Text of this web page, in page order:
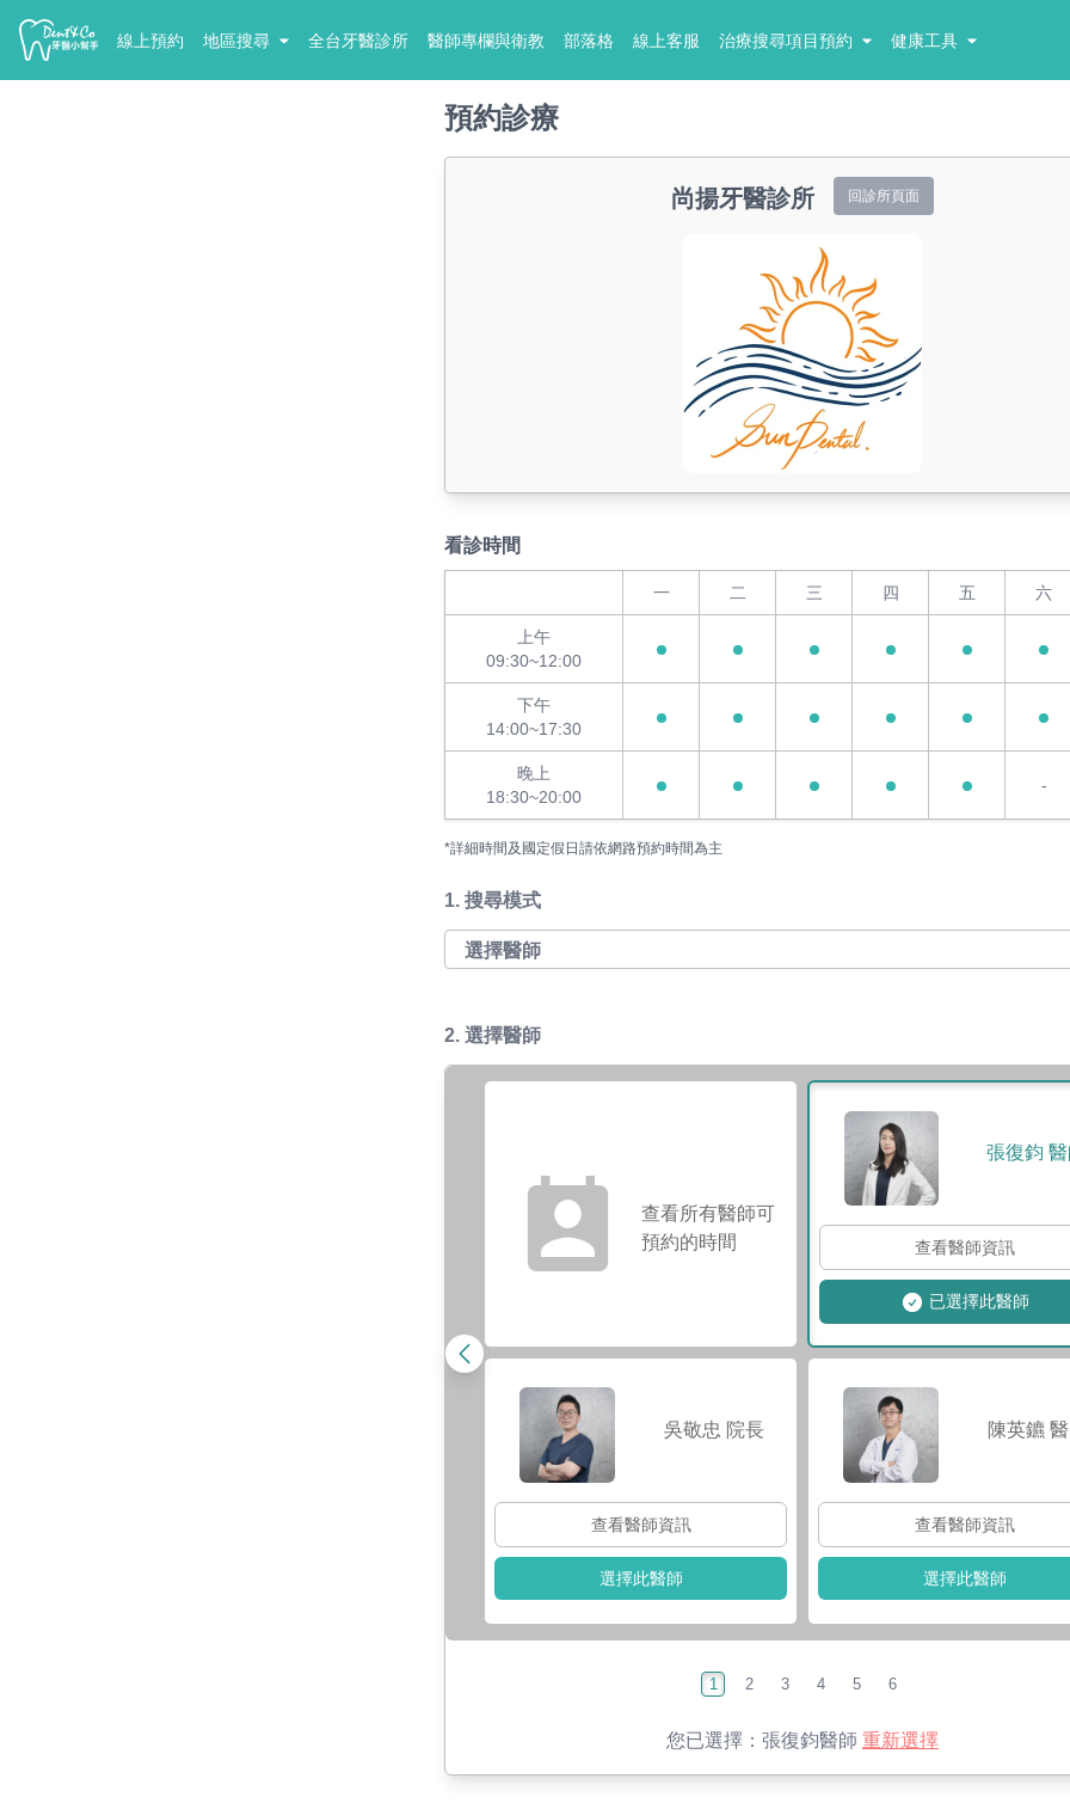
線上預約 地區搜尋 全台牙醫診所 醫師專欄與衛教 部落格 線上客服 治療搜尋項目預約 健康工具
預約診療
尚揚牙醫診所 回診所頁面
看診時間
一 二 三 四 五 六
上午
09:30~12:00
下午
14:00~17:30
晚上
18:30~20:00
-
*詳細時間及國定假日請依網路預約時間為主
1. 搜尋模式
2. 選擇醫師
查看所有醫師可
預約的時間
吳敬忠 院長
查看醫師資訊
選擇此醫師
張復鈞
查看醫師資訊
已選擇此醫師
陳英鑣
查看醫師資訊
選擇此醫師
1 2 3 4 5 6
您已選擇： 張復鈞醫師 重新選擇